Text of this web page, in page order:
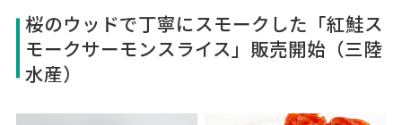
桜のウッドで丁寧にスモークした「紅鮭ス
モークサーモンスライス」販売開始（三陸
水産）